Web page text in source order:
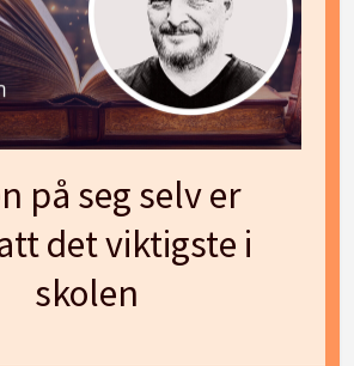
på seg selv er
det viktigste i
skolen